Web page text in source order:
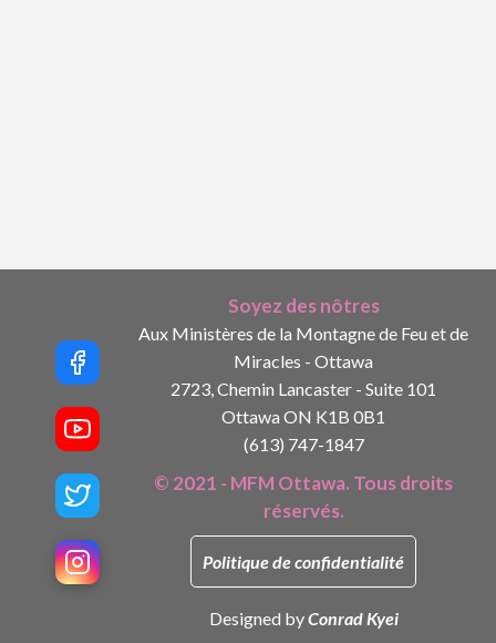
Soyez des nôtres
Aux Ministères de la Montagne de Feu et de
Miracles - Ottawa
2723, Chemin Lancaster - Suite 101
Ottawa ON K1B 0B1
(613) 747-1847
© 2021 - MFM Ottawa. Tous droits
réservés.
Politique de confidentialité
Designed byConrad Kyei